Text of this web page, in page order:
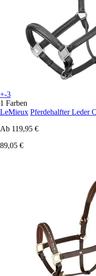
+-3
1 Farben
LeMieux Pferdehalfter Leder
Ab 119,95 €
89,05 €